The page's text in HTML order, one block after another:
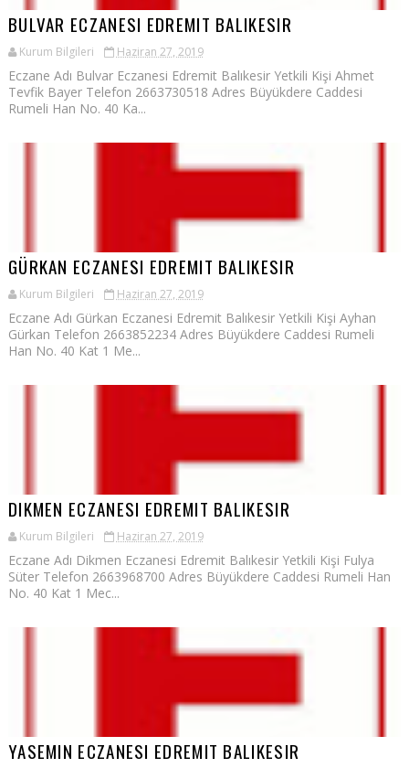
BULVAR ECZANESI EDREMIT BALIKESIR
Kurum Bilgileri Haziran 27, 2019
Eczane Adı Bulvar Eczanesi Edremit Balıkesir Yetkili Kişi Ahmet
Tevfik Bayer Telefon 2663730518 Adres Büyükdere Caddesi
Rumeli Han No. 40 Ka...
GÜRKAN ECZANESI EDREMIT BALIKESIR
Kurum Bilgileri Haziran 27, 2019
Eczane Adı Gürkan Eczanesi Edremit Balıkesir Yetkili Kişi Ayhan
Gürkan Telefon 2663852234 Adres Büyükdere Caddesi Rumeli
Han No. 40 Kat 1 Me...
DIKMEN ECZANESI EDREMIT BALIKESIR
Kurum Bilgileri Haziran 27, 2019
Eczane Adı Dikmen Eczanesi Edremit Balıkesir Yetkili Kişi Fulya
Süter Telefon 2663968700 Adres Büyükdere Caddesi Rumeli Han
No. 40 Kat 1 Mec...
YASEMIN ECZANESI EDREMIT BALIKESIR